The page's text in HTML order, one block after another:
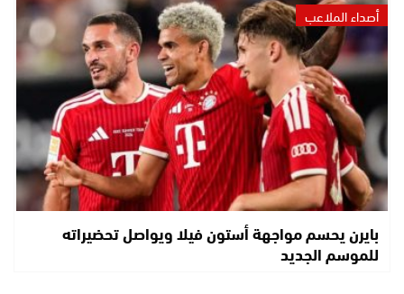
أصداء الملاعب
بايرن يحسم مواجهة أستون فيلا ويواصل تحضيراته
للموسم الجديد